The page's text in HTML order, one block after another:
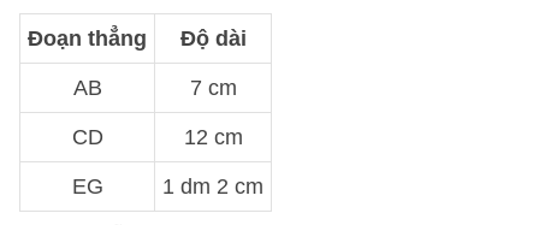
Đoạn thẳng Độ dài
AB 7 cm
CD 12 cm
EG 1 dm 2 cm